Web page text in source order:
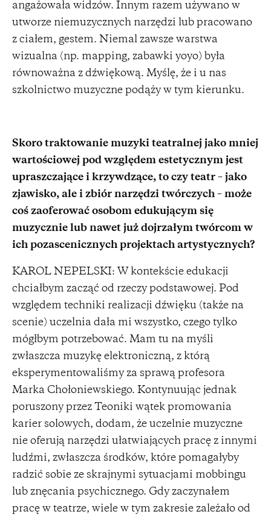
angażowała widzów. Innym razem używano w
utworze niemuzycznych narzędzi lub pracowano
z ciałem, gestem. Niemal zawsze warstwa
wizualna (np. mapping, zabawki yoyo) była
równoważna z dźwiękową. Myślę, że i u nas
szkolnictwo muzyczne podąży w tym kierunku.
Skoro traktowanie muzyki teatralnej jako mniej
wartościowej pod względem estetycznym jest
upraszczające i krzywdzące, to czy teatr – jako
zjawisko, ale i zbiór narzędzi twórczych – może
coś zaoferować osobom edukującym się
muzycznie lub nawet już dojrzałym twórcom w
ich pozascenicznych projektach artystycznych?
KAROL NEPELSKI: W kontekście edukacji
chciałbym zacząć od rzeczy podstawowej. Pod
względem techniki realizacji dźwięku (także na
scenie) uczelnia dała mi wszystko, czego tylko
mógłbym potrzebować. Mam tu na myśli
zwłaszcza muzykę elektroniczną, z którą
eksperymentowaliśmy za sprawą profesora
Marka Chołoniewskiego. Kontynuując jednak
poruszony przez Teoniki wątek promowania
karier solowych, dodam, że uczelnie muzyczne
nie oferują narzędzi ułatwiających pracę z innymi
ludźmi, zwłaszcza środków, które pomagałyby
radzić sobie ze skrajnymi sytuacjami mobbingu
lub znęcania psychicznego. Gdy zaczynałem
pracę w teatrze, wiele w tym zakresie zależało od